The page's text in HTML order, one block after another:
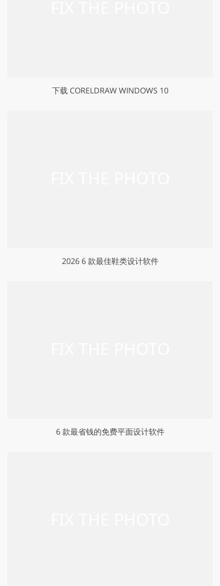
下载 CORELDRAW WINDOWS 10
2026 6 款最佳鞋类设计软件
6 款最省钱的免费平面设计软件